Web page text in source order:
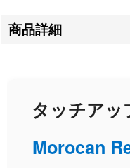
商品詳細
タッチアッ
Morocan